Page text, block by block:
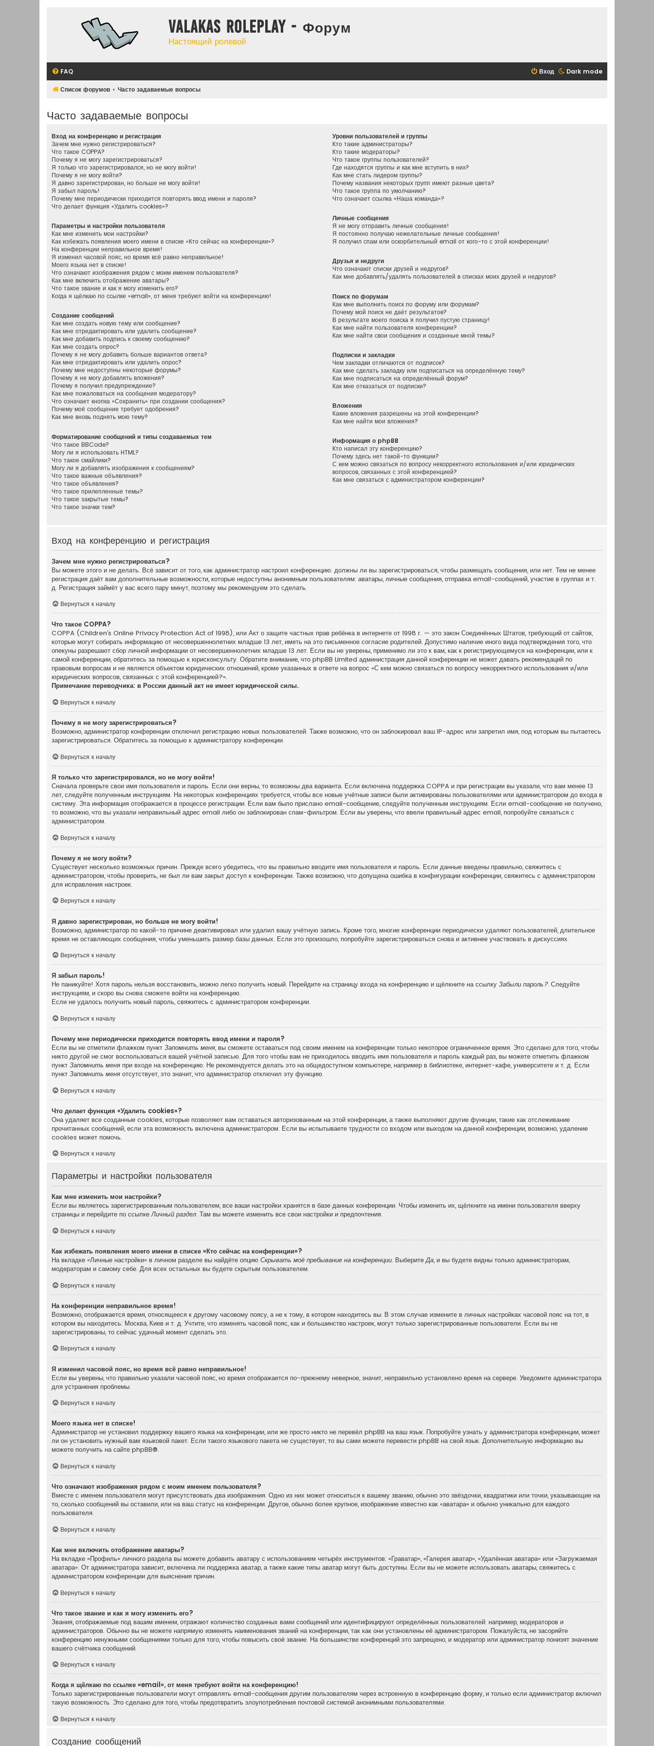
Valakas Roleplay - Форум
Настоящий ролевой
Dark mode
FAQ Вход
Список форумов Часто задаваемые вопросы
Часто задаваемые вопросы
Вход на конференцию и регистрация
Зачем мне нужно регистрироваться?
Что такое COPPA?
Почему я не могу зарегистрироваться?
Я только что зарегистрировался, но не могу войти!
Почему я не могу войти?
Я давно зарегистрирован, но больше не могу войти!
Я забыл пароль!
Почему мне периодически приходится повторять ввод имени и пароля?
Что делает функция «Удалить cookies»?
Параметры и настройки пользователя
Как мне изменить мои настройки?
Как избежать появления моего имени в списке «Кто сейчас на конференции»?
На конференции неправильное время!
Я изменил часовой пояс, но время всё равно неправильное!
Моего языка нет в списке!
Что означают изображения рядом с моим именем пользователя?
Как мне включить отображение аватары?
Что такое звание и как я могу изменить его?
Когда я щёлкаю по ссылке «email», от меня требуют войти на конференцию!
Создание сообщений
Как мне создать новую тему или сообщение?
Как мне отредактировать или удалить сообщение?
Как мне добавить подпись к своему сообщению?
Как мне создать опрос?
Почему я не могу добавить больше вариантов ответа?
Как мне отредактировать или удалить опрос?
Почему мне недоступны некоторые форумы?
Почему я не могу добавлять вложения?
Почему я получил предупреждение?
Как мне пожаловаться на сообщения модератору?
Что означает кнопка «Сохранить» при создании сообщения?
Почему моё сообщение требует одобрения?
Как мне вновь поднять мою тему?
Форматирование сообщений и типы создаваемых тем
Что такое BBCode?
Могу ли я использовать HTML?
Что такое смайлики?
Могу ли я добавлять изображения к сообщениям?
Что такое важные объявления?
Что такое объявления?
Что такое прилепленные темы?
Что такое закрытые темы?
Что такое значки тем?
Уровни пользователей и группы
Кто такие администраторы?
Кто такие модераторы?
Что такое группы пользователей?
Где находятся группы и как мне вступить в них?
Как мне стать лидером группы?
Почему названия некоторых групп имеют разные цвета?
Что такое группа по умолчанию?
Что означает ссылка «Наша команда»?
Личные сообщения
Я не могу отправить личные сообщения!
Я постоянно получаю нежелательные личные сообщения!
Я получил спам или оскорбительный email от кого-то с этой конференции!
Друзья и недруги
Что означают списки друзей и недругов?
Как мне добавлять/удалять пользователей в списках моих друзей и недругов?
Поиск по форумам
Как мне выполнить поиск по форуму или форумам?
Почему мой поиск не даёт результатов?
В результате моего поиска я получил пустую страницу!
Как мне найти пользователя конференции?
Как мне найти свои сообщения и созданные мной темы?
Подписки и закладки
Чем закладки отличаются от подписок?
Как мне сделать закладку или подписаться на определённую тему?
Как мне подписаться на определённый форум?
Как мне отказаться от подписки?
Вложения
Какие вложения разрешены на этой конференции?
Как мне найти мои вложения?
Информация о phpBB
Кто написал эту конференцию?
Почему здесь нет такой-то функции?
С кем можно связаться по вопросу некорректного использования и/или юридических
вопросов, связанных с этой конференцией?
Как мне связаться с администратором конференции?
Вход на конференцию и регистрация
Зачем мне нужно регистрироваться?
Вы можете этого и не делать. Всё зависит от того, как администратор настроил конференцию: должны ли вы зарегистрироваться, чтобы размещать сообщения, или нет. Тем не менее
регистрация даёт вам дополнительные возможности, которые недоступны анонимным пользователям: аватары, личные сообщения, отправка email-сообщений, участие в группах и т.
д. Регистрация займёт у вас всего пару минут, поэтому мы рекомендуем это сделать.
Вернуться к началу
Что такое COPPA?
COPPA (Children’s Online Privacy Protection Act of 1998), или Акт о защите частных прав ребёнка в интернете от 1998 г. — это закон Соединённых Штатов, требующий от сайтов,
которые могут собирать информацию от несовершеннолетних младше 13 лет, иметь на это письменное согласие родителей. Допустимо наличие иного вида подтверждения того, что
опекуны разрешают сбор личной информации от несовершеннолетних младше 13 лет. Если вы не уверены, применимо ли это к вам, как к регистрирующемуся на конференции, или к
самой конференции, обратитесь за помощью к юрисконсульту. Обратите внимание, что phpBB Limited администрация данной конференции не может давать рекомендаций по
правовым вопросам и не является объектом юридических отношений, кроме указанных в ответе на вопрос «С кем можно связаться по вопросу некорректного использования и/или
юридических вопросов, связанных с этой конференцией?».
Примечание переводчика: в России данный акт не имеет юридической силы..
Вернуться к началу
Почему я не могу зарегистрироваться?
Возможно, администратор конференции отключил регистрацию новых пользователей. Также возможно, что он заблокировал ваш IP-адрес или запретил имя, под которым вы пытаетесь
зарегистрироваться. Обратитесь за помощью к администратору конференции.
Вернуться к началу
Я только что зарегистрировался, но не могу войти!
Сначала проверьте свои имя пользователя и пароль. Если они верны, то возможны два варианта. Если включена поддержка COPPA и при регистрации вы указали, что вам менее 13
лет, следуйте полученным инструкциям. На некоторых конференциях требуется, чтобы все новые учётные записи были активированы пользователями или администратором до входа в
систему. Эта информация отображается в процессе регистрации. Если вам было прислано email-сообщение, следуйте полученным инструкциям. Если email-сообщение не получено,
то возможно, что вы указали неправильный адрес email либо он заблокирован спам-фильтром. Если вы уверены, что ввели правильный адрес email, попробуйте связаться с
администратором.
Вернуться к началу
Почему я не могу войти?
Существует несколько возможных причин. Прежде всего убедитесь, что вы правильно вводите имя пользователя и пароль. Если данные введены правильно, свяжитесь с
администратором, чтобы проверить, не был ли вам закрыт доступ к конференции. Также возможно, что допущена ошибка в конфигурации конференции, свяжитесь с администратором
для исправления настроек.
Вернуться к началу
Я давно зарегистрирован, но больше не могу войти!
Возможно, администратор по какой-то причине деактивировал или удалил вашу учётную запись. Кроме того, многие конференции периодически удаляют пользователей, длительное
время не оставляющих сообщения, чтобы уменьшить размер базы данных. Если это произошло, попробуйте зарегистрироваться снова и активнее участвовать в дискуссиях.
Вернуться к началу
Я забыл пароль!
Не паникуйте! Хотя пароль нельзя восстановить, можно легко получить новый. Перейдите на страницу входа на конференцию и щёлкните на ссылку Забыли пароль?. Следуйте
инструкциям, и скоро вы снова сможете войти на конференцию.
Если не удалось получить новый пароль, свяжитесь с администратором конференции.
Вернуться к началу
Почему мне периодически приходится повторять ввод имени и пароля?
Если вы не отметили флажком пункт Запомнить меня, вы сможете оставаться под своим именем на конференции только некоторое ограниченное время. Это сделано для того, чтобы
никто другой не смог воспользоваться вашей учётной записью. Для того чтобы вам не приходилось вводить имя пользователя и пароль каждый раз, вы можете отметить флажком
пункт Запомнить меня при входе на конференцию. Не рекомендуется делать это на общедоступном компьютере, например в библиотеке, интернет-кафе, университете и т. д. Если
пункт Запомнить меня отсутствует, это значит, что администратор отключил эту функцию.
Вернуться к началу
Что делает функция «Удалить cookies»?
Она удаляет все созданные cookies, которые позволяют вам оставаться авторизованным на этой конференции, а также выполняют другие функции, такие как отслеживание
прочитанных сообщений, если эта возможность включена администратором. Если вы испытываете трудности со входом или выходом на данной конференции, возможно, удаление
cookies может помочь.
Вернуться к началу
Параметры и настройки пользователя
Как мне изменить мои настройки?
Если вы являетесь зарегистрированным пользователем, все ваши настройки хранятся в базе данных конференции. Чтобы изменить их, щёлкните на имени пользователя вверху
страницы и перейдите по ссылкеЛичный раздел. Там вы можете изменить все свои настройки и предпочтения.
Вернуться к началу
Как избежать появления моего имени в списке «Кто сейчас на конференции»?
На вкладке «Личные настройки» в личном разделе вы найдёте опцию Скрывать моё пребывание на конференции. ВыберитеДа, и вы будете видны только администраторам,
модераторам и самому себе. Для всех остальных вы будете скрытым пользователем.
Вернуться к началу
На конференции неправильное время!
Возможно, отображается время, относящееся к другому часовому поясу, а не к тому, в котором находитесь вы. В этом случае измените в личных настройках часовой пояс на тот, в
котором вы находитесь: Москва, Киев и т. д. Учтите, что изменять часовой пояс, как и большинство настроек, могут только зарегистрированные пользователи. Если вы не
зарегистрированы, то сейчас удачный момент сделать это.
Вернуться к началу
Я изменил часовой пояс, но время всё равно неправильное!
Если вы уверены, что правильно указали часовой пояс, но время отображается по-прежнему неверное, значит, неправильно установлено время на сервере. Уведомите администратора
для устранения проблемы.
Вернуться к началу
Моего языка нет в списке!
Администратор не установил поддержку вашего языка на конференции, или же просто никто не перевёл phpBB на ваш язык. Попробуйте узнать у администратора конференции, может
ли он установить нужный вам языковой пакет. Если такого языкового пакета не существует, то вы сами можете перевести phpBB на свой язык. Дополнительную информацию вы
можете получить на сайте phpBB®.
Вернуться к началу
Что означают изображения рядом с моим именем пользователя?
Вместе с именем пользователя могут присутствовать два изображения. Одно из них может относиться к вашему званию, обычно это звёздочки, квадратики или точки, указывающие на
то, сколько сообщений вы оставили, или на ваш статус на конференции. Другое, обычно более крупное, изображение известно как «аватара» и обычно уникально для каждого
пользователя.
Вернуться к началу
Как мне включить отображение аватары?
На вкладке «Профиль» личного раздела вы можете добавить аватару с использованием четырёх инструментов: «Граватар», «Галерея аватар», «Удалённая аватара» или «Загружаемая
аватара». От администратора зависит, включена ли поддержка аватар, а также какие типы аватар могут быть доступны. Если вы не можете использовать аватары, свяжитесь с
администратором конференции для выяснения причин.
Вернуться к началу
Что такое звание и как я могу изменить его?
Звания, отображаемые под вашим именем, отражают количество созданных вами сообщений или идентифицируют определённых пользователей: например, модераторов и
администраторов. Обычно вы не можете напрямую изменять наименования званий на конференции, так как они установлены её администратором. Пожалуйста, не засоряйте
конференцию ненужными сообщениями только для того, чтобы повысить своё звание. На большинстве конференций это запрещено, и модератор или администратор понизят значение
вашего счётчика сообщений.
Вернуться к началу
Когда я щёлкаю по ссылке «email», от меня требуют войти на конференцию!
Только зарегистрированные пользователи могут отправлять email-сообщения другим пользователям через встроенную в конференцию форму, и только если администратор включил
такую возможность. Это сделано для того, чтобы предотвратить злоупотребления почтовой системой анонимными пользователями.
Вернуться к началу
Создание сообщений